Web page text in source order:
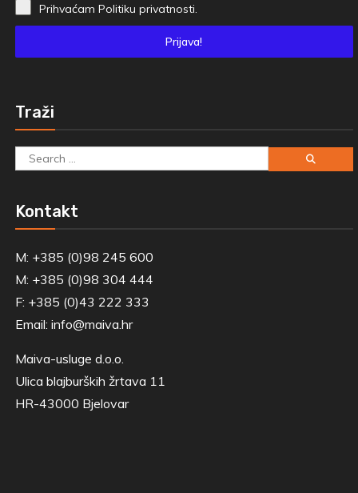
Prihvaćam Politiku privatnosti.
Prijava!
Traži
Search
Kontakt
M: +385 (0)98 245 600
M: +385 (0)98 304 444
F: +385 (0)43 222 333
Email: info@maiva.hr
Maiva-usluge d.o.o.
Ulica blajburških žrtava 11
HR-43000 Bjelovar